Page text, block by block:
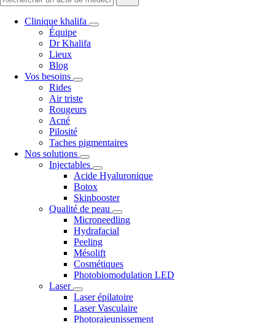
Clinique khalifa
Équipe
Dr Khalifa
Lieux
Blog
Vos besoins
Rides
Air triste
Rougeurs
Acné
Pilosité
Taches pigmentaires
Nos solutions
Injectables
Acide Hyaluronique
Botox
Skinbooster
Qualité de peau
Microneedling
Hydrafacial
Peeling
Mésolift
Cosmétiques
Photobiomodulation LED
Laser
Laser épilatoire
Laser Vasculaire
Photorajeunissement